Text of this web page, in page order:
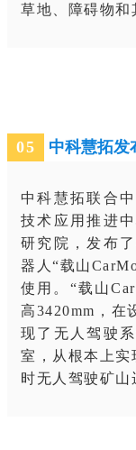
草地、障碍物和
05 中科慧拓发
中科慧拓联合
技术应用推进
研究院，发布
器人“载山
使用。“载山
高3420mm，在
现了无人驾驶
室，从根本上实
时无人驾驶矿山